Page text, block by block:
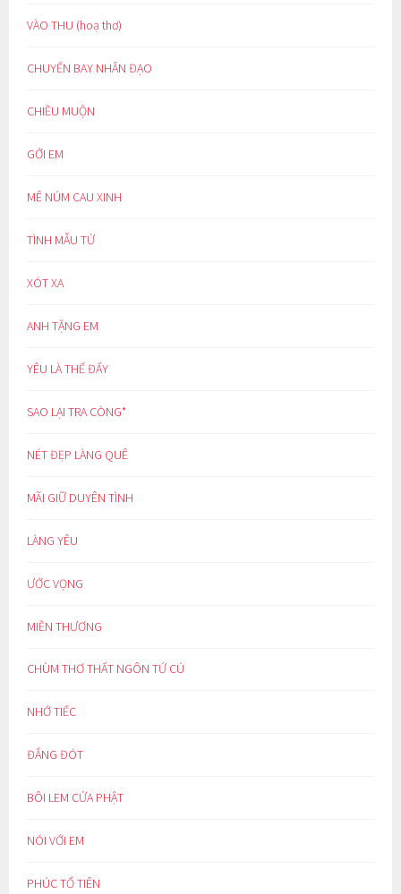
VÀO THU (hoạ thơ)
CHUYẾN BAY NHÂN ĐẠO
CHIỀU MUỘN
GỞI EM
MÊ NÚM CAU XINH
TÌNH MẪU TỬ
XÓT XA
ANH TẶNG EM
YÊU LÀ THẾ ĐẤY
SAO LẠI TRA CÒNG*
NÉT ĐẸP LÀNG QUÊ
MÃI GIỮ DUYÊN TÌNH
LÀNG YÊU
ƯỚC VỌNG
MIỀN THƯƠNG
CHÙM THƠ THẤT NGÔN TỨ CÚ
NHỚ TIẾC
ĐẮNG ĐÓT
BÔI LEM CỬA PHẬT
NÓI VỚI EM
PHÚC TỔ TIÊN